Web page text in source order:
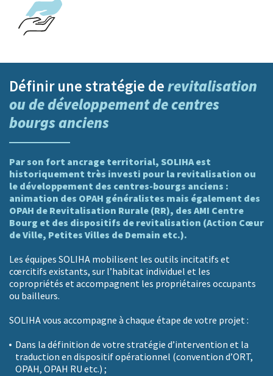
Définir une stratégie derevitalisation
ou de développement de centres
bourgs anciens
Par son fort ancrage territorial, SOLIHA est
historiquement très investi pour la revitalisation ou
le développement des centres-bourgs anciens :
animation des OPAH généralistes mais également des
OPAH de Revitalisation Rurale (RR), des AMI Centre
Bourg et des dispositifs de revitalisation (Action Cœur
de Ville, Petites Villes de Demain etc.).
Les équipes SOLIHA mobilisent les outils incitatifs et
cœrcitifs existants, sur l’habitat individuel et les
copropriétés et accompagnent les propriétaires occupants
ou bailleurs.
SOLIHA vous accompagne à chaque étape de votre projet :
Dans la définition de votre stratégie d’intervention et la
traduction en dispositif opérationnel (convention d’ORT,
OPAH, OPAH RU etc.) ;